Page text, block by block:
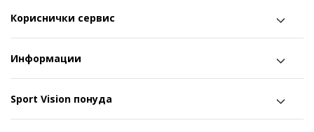
Кориснички сервис
Информации
Sport Vision понуда